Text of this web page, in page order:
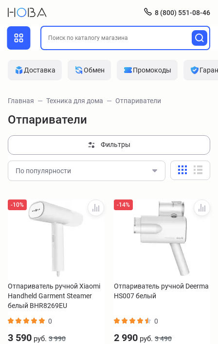
8 (800) 551-08-46
Доставка Обмен Промокоды
Главная Техника для дома Отпариватели
Отпариватели
Фильтры
По популярности
-10%
Отпариватель ручной Xiaomi
Handheld Garment Steamer
белый BHR8269EU
0
3 590 руб. 3 990
-14%
Отпариватель ручной Deerma
HS007 белый
0
2 990 руб. 3 490